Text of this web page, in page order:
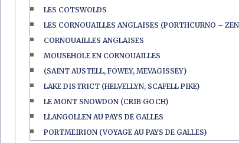
LES COTSWOLDS
LES CORNOUAILLES ANGLAISES (PORTHCURNO –
CORNOUAILLES ANGLAISES
MOUSEHOLE EN CORNOUAILLES
(SAINT AUSTELL, FOWEY, MEVAGISSEY)
LAKE DISTRICT (HELVELLYN, SCAFELL PIKE)
LE MONT SNOWDON (CRIB GOCH)
LLANGOLLEN AU PAYS DE GALLES
PORTMEIRION (VOYAGE AU PAYS DE GALLES)